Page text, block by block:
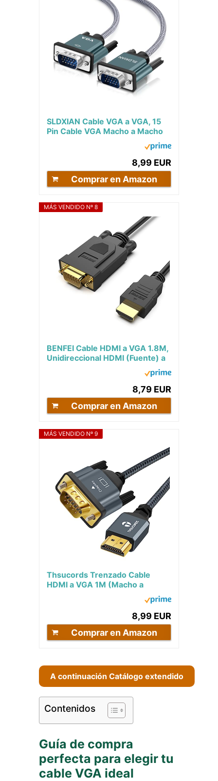
SLDXIAN Cable VGA a VGA, 15
Pin Cable VGA Macho a Macho
8,99 EUR
Comprar en Amazon
MÁS VENDIDO Nº 8
BENFEI Cable HDMI a VGA 1.8M,
Unidireccional HDMI (Fuente) a
VGA (Monitor) Macho a Macho,
8,79 EUR
Comprar en Amazon
MÁS VENDIDO Nº 9
Thsucords Trenzado Cable
HDMI a VGA 1M (Macho a
8,99 EUR
Comprar en Amazon
A continuación Catálogo extendido
Contenidos
Guía de compra
perfecta para elegir tu
cable VGA ideal